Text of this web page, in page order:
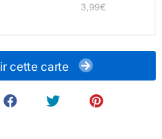
3,99€
cette carte